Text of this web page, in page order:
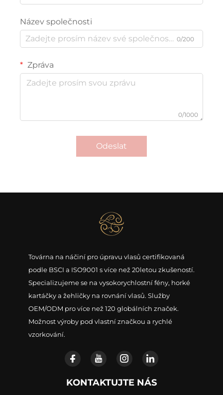
Název společnosti
0/200
Zpráva
0/1000
Odeslat
Továrna na náčiní pro úpravu vlasů certifikovaná
podle BSCI a ISO9001 s více než 20letou zkušeností.
Specializujeme se na vysokorychlostní fény, horké
kartáčky a žehličky na rovnání vlasů. Služby
OEM/ODM pro více než 120 globálních značek.
Možnost výroby pod vlastní značkou a rychlé
vzorkování.
KONTAKTUJTE NÁS